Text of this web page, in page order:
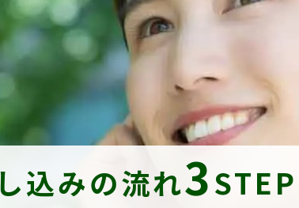
込みの流れ3